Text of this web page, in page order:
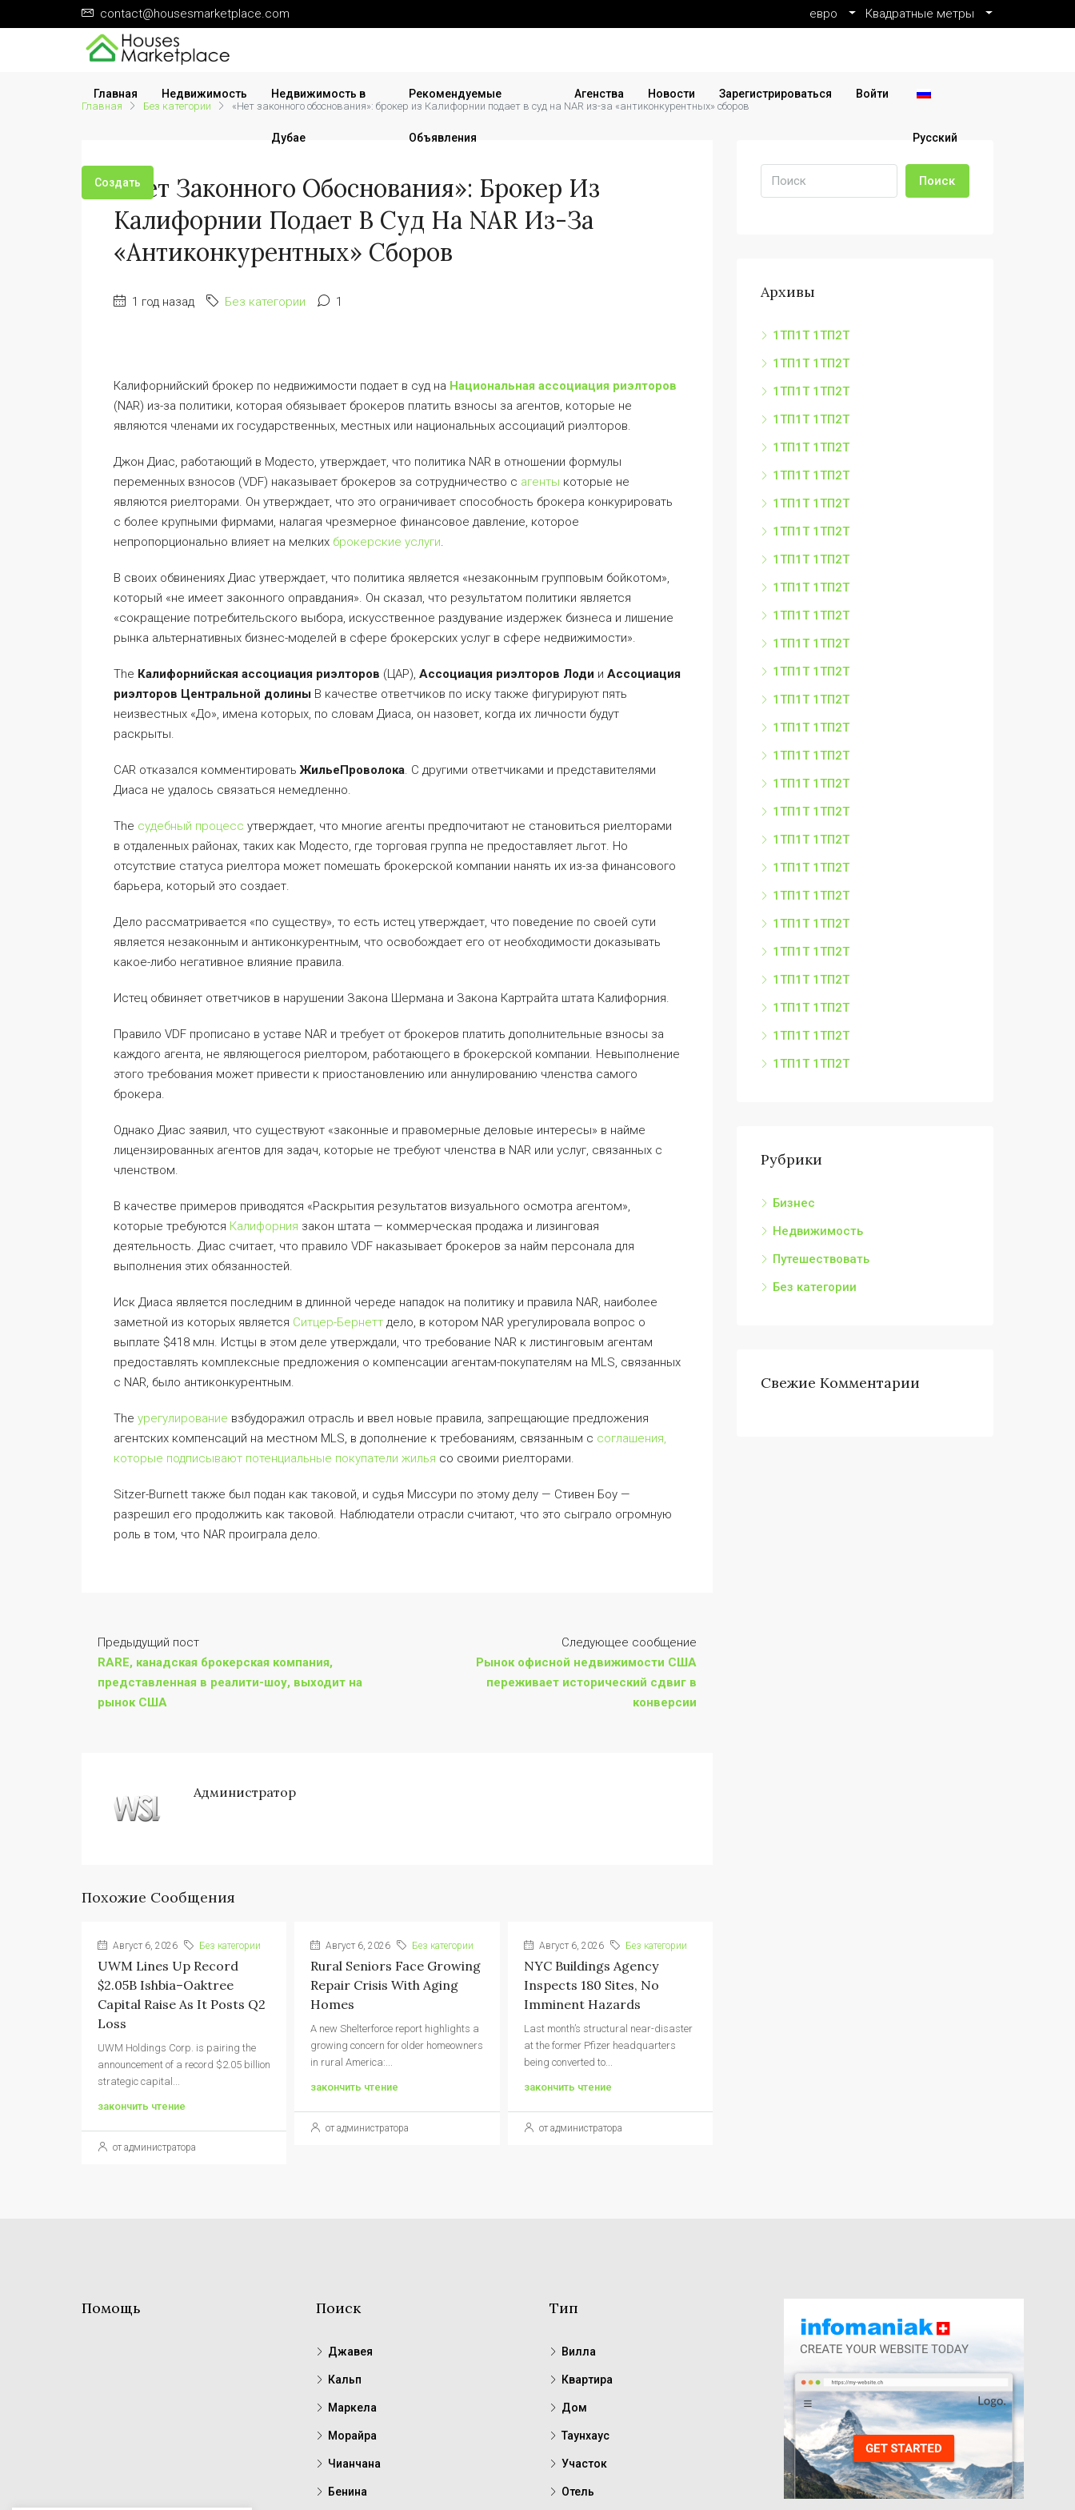
contact@housesmarketplace.com евро Квадратные метры
Главная Недвижимость Недвижимость в
Дубае
Рекомендуемые
Объявления
Агенства Новости Зарегистрироваться Войти
Русский
Создать
Главная Без категории «Нет законного обоснования»: брокер из Калифорнии подает в суд на NAR из-за «антиконкурентных» сборов
«Нет Законного Обоснования»: Брокер Из
Калифорнии Подает В Суд На NAR Из-За
«антиконкурентных» Сборов
1 год назад Без категории 1
Калифорнийский брокер по недвижимости подает в суд на Национальная ассоциация риэлторов
(NAR) из-за политики, которая обязывает брокеров платить взносы за агентов, которые не
являются членами их государственных, местных или национальных ассоциаций риэлторов.
Джон Диас, работающий в Модесто, утверждает, что политика NAR в отношении формулы
переменных взносов (VDF) наказывает брокеров за сотрудничество с агенты которые не
являются риелторами. Он утверждает, что это ограничивает способность брокера конкурировать
с более крупными фирмами, налагая чрезмерное финансовое давление, которое
непропорционально влияет на мелких брокерские услуги.
В своих обвинениях Диас утверждает, что политика является «незаконным групповым бойкотом»,
который «не имеет законного оправдания». Он сказал, что результатом политики является
«сокращение потребительского выбора, искусственное раздувание издержек бизнеса и лишение
рынка альтернативных бизнес-моделей в сфере брокерских услуг в сфере недвижимости».
The Калифорнийская ассоциация риэлторов (ЦАР), Ассоциация риэлторов Лоди и Ассоциация
риэлторов Центральной долины В качестве ответчиков по иску также фигурируют пять
неизвестных «До», имена которых, по словам Диаса, он назовет, когда их личности будут
раскрыты.
CAR отказался комментироватьЖильеПроволока. С другими ответчиками и представителями
Диаса не удалось связаться немедленно.
The судебный процесс утверждает, что многие агенты предпочитают не становиться риелторами
в отдаленных районах, таких как Модесто, где торговая группа не предоставляет льгот. Но
отсутствие статуса риелтора может помешать брокерской компании нанять их из-за финансового
барьера, который это создает.
Дело рассматривается «по существу», то есть истец утверждает, что поведение по своей сути
является незаконным и антиконкурентным, что освобождает его от необходимости доказывать
какое-либо негативное влияние правила.
Истец обвиняет ответчиков в нарушении Закона Шермана и Закона Картрайта штата Калифорния.
Правило VDF прописано в уставе NAR и требует от брокеров платить дополнительные взносы за
каждого агента, не являющегося риелтором, работающего в брокерской компании. Невыполнение
этого требования может привести к приостановлению или аннулированию членства самого
брокера.
Однако Диас заявил, что существуют «законные и правомерные деловые интересы» в найме
лицензированных агентов для задач, которые не требуют членства в NAR или услуг, связанных с
членством.
В качестве примеров приводятся «Раскрытия результатов визуального осмотра агентом»,
которые требуются Калифорния закон штата — коммерческая продажа и лизинговая
деятельность. Диас считает, что правило VDF наказывает брокеров за найм персонала для
выполнения этих обязанностей.
Иск Диаса является последним в длинной череде нападок на политику и правила NAR, наиболее
заметной из которых является Ситцер-Бернетт дело, в котором NAR урегулировала вопрос о
выплате $418 млн. Истцы в этом деле утверждали, что требование NAR к листинговым агентам
предоставлять комплексные предложения о компенсации агентам-покупателям на MLS, связанных
с NAR, было антиконкурентным.
The урегулирование взбудоражил отрасль и ввел новые правила, запрещающие предложения
агентских компенсаций на местном MLS, в дополнение к требованиям, связанным с соглашения,
которые подписывают потенциальные покупатели жилья со своими риелторами.
Sitzer-Burnett также был подан как таковой, и судья Миссури по этому делу — Стивен Боу —
разрешил его продолжить как таковой. Наблюдатели отрасли считают, что это сыграло огромную
роль в том, что NAR проиграла дело.
Предыдущий пост
RARE, канадская брокерская компания,
представленная в реалити-шоу, выходит на
рынок США
Следующее сообщение
Рынок офисной недвижимости США
переживает исторический сдвиг в
конверсии
Администратор
Похожие Сообщения
Август 6, 2026 Без категории
UWM Lines Up Record
$2.05B Ishbia–Oaktree
Capital Raise As It Posts Q2
Loss
UWM Holdings Corp. is pairing the
announcement of a record $2.05 billion
strategic capital...
закончить чтение
от администратора
Август 6, 2026 Без категории
Rural Seniors Face Growing
Repair Crisis With Aging
Homes
A new Shelterforce report highlights a
growing concern for older homeowners
in rural America:...
закончить чтение
от администратора
Август 6, 2026 Без категории
NYC Buildings Agency
Inspects 180 Sites, No
Imminent Hazards
Last month’s structural near-disaster
at the former Pfizer headquarters
being converted to...
закончить чтение
от администратора
Поиск
Архивы
1ТП1Т 1ТП2Т
1ТП1Т 1ТП2Т
1ТП1Т 1ТП2Т
1ТП1Т 1ТП2Т
1ТП1Т 1ТП2Т
1ТП1Т 1ТП2Т
1ТП1Т 1ТП2Т
1ТП1Т 1ТП2Т
1ТП1Т 1ТП2Т
1ТП1Т 1ТП2Т
1ТП1Т 1ТП2Т
1ТП1Т 1ТП2Т
1ТП1Т 1ТП2Т
1ТП1Т 1ТП2Т
1ТП1Т 1ТП2Т
1ТП1Т 1ТП2Т
1ТП1Т 1ТП2Т
1ТП1Т 1ТП2Т
1ТП1Т 1ТП2Т
1ТП1Т 1ТП2Т
1ТП1Т 1ТП2Т
1ТП1Т 1ТП2Т
1ТП1Т 1ТП2Т
1ТП1Т 1ТП2Т
1ТП1Т 1ТП2Т
1ТП1Т 1ТП2Т
1ТП1Т 1ТП2Т
Рубрики
Бизнес
Недвижимость
Путешествовать
Без категории
Свежие Комментарии
Помощь Поиск
Джавея
Кальп
Маркела
Морайра
Чианчана
Бенина
Тип
Вилла
Квартира
Дом
Таунхаус
Участок
Отель